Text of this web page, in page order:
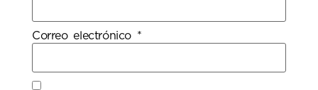
Correo electrónico *